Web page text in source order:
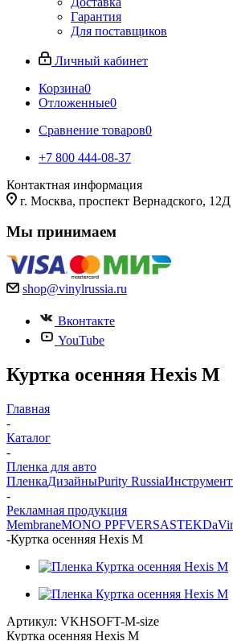
Гарантия
Для поставщиков
Личный кабинет
Корзина0
Отложенные0
Сравнение товаров0
+7 800 444-08-37
Контактная информация
г. Москва, проспект Вернадского, 12Д
Мы принимаем
shop@vinylrussia.ru
Вконтакте
YouTube
Куртка осенняя Hexis M
Главная
-
Каталог
-
Пленка для авто
ПленкаДизайныPurity Russia
-
Рекламная продукция
MembraneMONO PPFVERSASTEK
-Куртка осенняя Hexis M
Артикул: VKHSOFT-M-size
Куртка осенняя Hexis M